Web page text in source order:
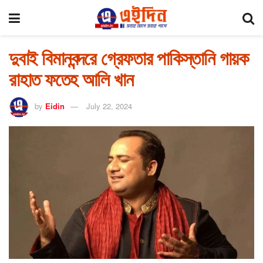
দুবাই বিমানবন্দরে গ্রেফতার পাকিস্তানি গায়ক
রাহাত ফতেহ আলি খান
by Eidin July 22, 2024